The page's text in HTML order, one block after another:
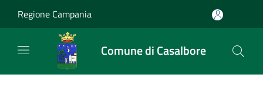
Regione Campania
Comune di Casalbore